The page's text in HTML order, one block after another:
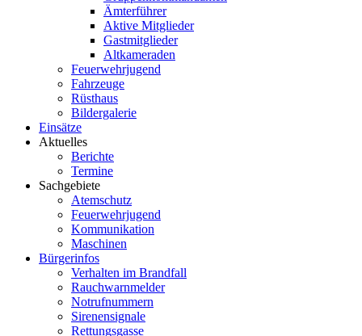
Ämterführer
Aktive Mitglieder
Gastmitglieder
Altkameraden
Feuerwehrjugend
Fahrzeuge
Rüsthaus
Bildergalerie
Einsätze
Aktuelles
Berichte
Termine
Sachgebiete
Atemschutz
Feuerwehrjugend
Kommunikation
Maschinen
Bürgerinfos
Verhalten im Brandfall
Rauchwarnmelder
Notrufnummern
Sirenensignale
Rettungsgasse